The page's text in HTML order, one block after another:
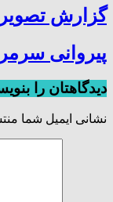
گزارش
پیروانی
دیدگاهتان را
نشانی ایمیل شما